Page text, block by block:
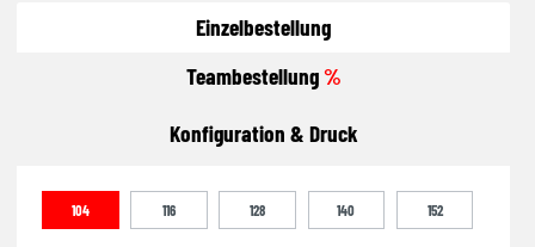
Einzelbestellung
Teambestellung%
Konfiguration & Druck
104 116 128 140 152